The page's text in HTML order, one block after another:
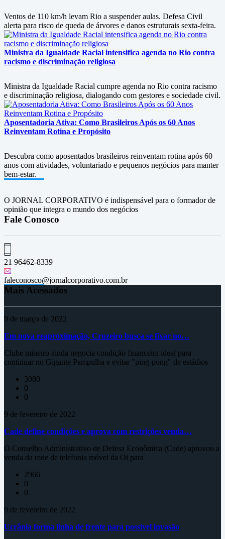
Ventos de 110 km/h levam Rio a suspender aulas. Defesa Civil
alerta para risco de queda de árvores e danos estruturais sexta-feira.
Ministra da Igualdade Racial intensifica agenda no Rio contra
racismo e discriminação religiosa
Ministra da Igualdade Racial cumpre agenda no Rio contra racismo
e discriminação religiosa, dialogando com gestores e sociedade civil.
Aposentadoria Ativa: Como Brasileiros Após os 60 Anos
Reinventam Rotina e Propósito
Descubra como aposentados brasileiros reinventam rotina após 60
anos com atividades, voluntariado e pequenos negócios para manter
bem-estar.
O JORNAL CORPORATIVO é indispensável para o formador de
opinião que integra o mundo dos negócios
Fale Conosco
21 96462-8339
faleconosco@jornalcorporativo.com.br
Mais Acessados
9 de março de 2022
Em nova reaproximação, Cruzeiro busca se fixar no…
Clube mineiro ainda negocia condição financeira ideal para
continuar no Gigante Pampulha e evitar "ping-pong" de estádios
3080
0
0
9 de fevereiro de 2022
Cade define condições e aprova com restrições venda…
O Conselho Administrativo de Defesa Econômica (Cade) aprovou a
venda da rede de telefonia móvel da Oi para
2966
0
0
9 de fevereiro de 2022
Ucrânia forma linha de frente para possível invasão